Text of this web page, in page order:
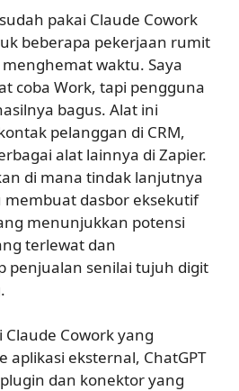
pakai Claude Cowork
beberapa pekerjaan rumit
waktu. Saya
coba Work, tapi pengguna
bagus. Alat ini
pelanggan di CRM,
alat lainnya di Zapier.
di mana tindak lanjutnya
dasbor eksekutif
menunjukkan potensi
terlewat dan
penjualan senilai tujuh digit
Claude Cowork yang
aplikasi eksternal, ChatGPT
dan konektor yang